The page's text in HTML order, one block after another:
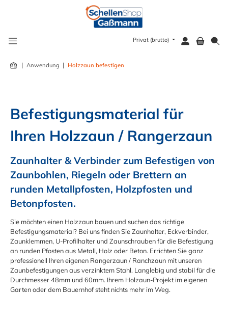
Privat (brutto)
| Anwendung | Holzzaun befestigen
Befestigungsmaterial für
Ihren Holzzaun / Rangerzaun
Zaunhalter & Verbinder zum Befestigen von
Zaunbohlen, Riegeln oder Brettern an
runden Metallpfosten, Holzpfosten und
Betonpfosten.
Sie möchten einen Holzzaun bauen und suchen das richtige
Befestigungsmaterial? Bei uns finden Sie Zaunhalter, Eckverbinder,
Zaunklemmen, U-Profilhalter und Zaunschrauben für die Befestigung
an runden Pfosten aus Metall, Holz oder Beton. Errichten Sie ganz
professionell Ihren eigenen Rangerzaun / Ranchzaun mit unseren
Zaunbefestigungen aus verzinktem Stahl. Langlebig und stabil für die
Durchmesser 48mm und 60mm. Ihrem Holzaun-Projekt im eigenen
Garten oder dem Bauernhof steht nichts mehr im Weg.